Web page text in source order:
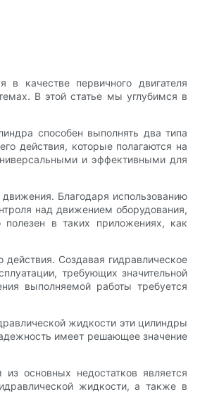
качестве первичного двигателя
В этой статье мы углубимся в
способен выполнять два типа
действия, которые полагаются на
и эффективными для
Благодаря использованию
над движением оборудования,
в таких приложениях, как
Создавая гидравлическое
требующих значительной
выполняемой работы требуется
жидкости эти цилиндры
имеет решающее значение
основных недостатков является
жидкости, а также в